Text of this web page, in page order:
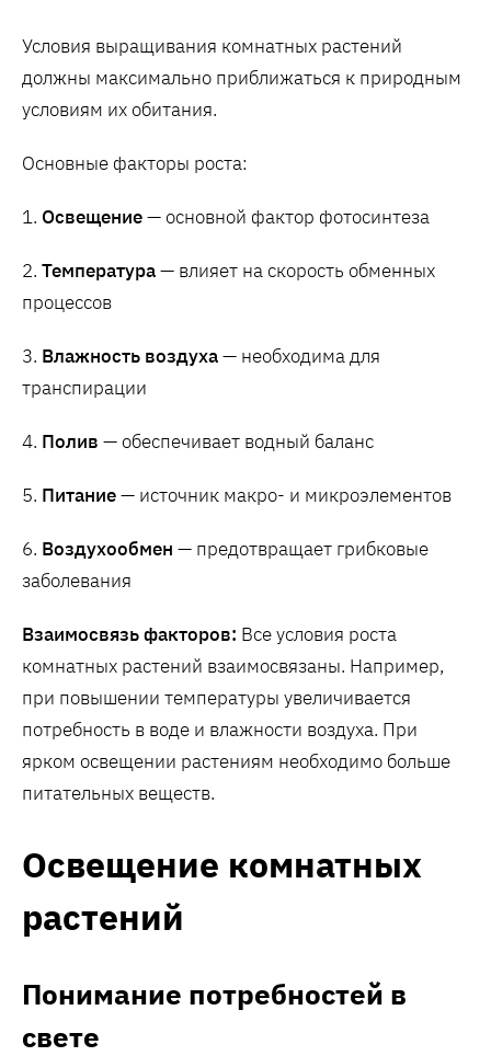
Условия выращивания комнатных растений
должны максимально приближаться к природным
условиям их обитания.
Основные факторы роста:
1. Освещение— основной фактор фотосинтеза
2. Температура— влияет на скорость обменных
процессов
3. Влажность воздуха— необходима для
транспирации
4. Полив — обеспечивает водный баланс
5. Питание— источник макро- и микроэлементов
6. Воздухообмен — предотвращает грибковые
заболевания
Взаимосвязь факторов: Все условия роста
комнатных растений взаимосвязаны. Например,
при повышении температуры увеличивается
потребность в воде и влажности воздуха. При
ярком освещении растениям необходимо больше
питательных веществ.
Освещение комнатных
растений
Понимание потребностей в
свете